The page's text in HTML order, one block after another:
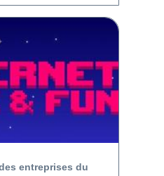
entreprises du